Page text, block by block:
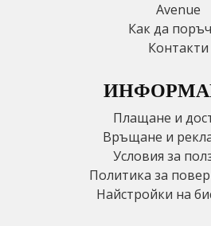
Avenue
Как да
Контакти
Плащане и
Връщане и
Условия за
Политика за
Найстройки на